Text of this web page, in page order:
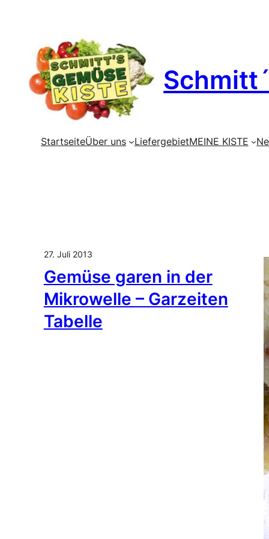
Inhalt
springen
StartseiteÜber uns LiefergebietMEINE KISTE
27. Juli 2013
Gemüse garen in der
Mikrowelle – Garzeiten
Tabelle